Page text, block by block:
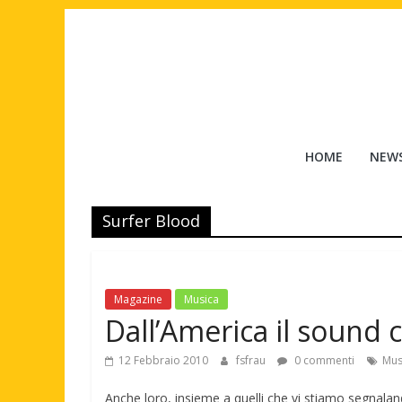
Tuttouomini
Cinema,
Motori,
news
maschile
HOME
Surfer Blood
Magazine Musica
Dall’America il sound
12 Febbraio 2010 fsfrau 0 commenti
Anche loro, insieme a quelli che vi stiamo